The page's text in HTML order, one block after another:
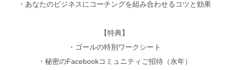
・あなたのビジネスにコーチングを組み合わせるコツと効果
【特典】
・ゴールの特別ワークシート
・秘密のFacebookコミュニティご招待（永年）